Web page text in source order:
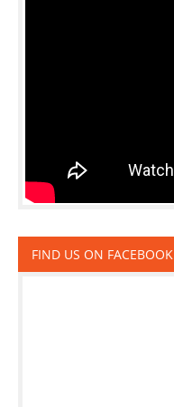
FIND US ON FACEBOOK